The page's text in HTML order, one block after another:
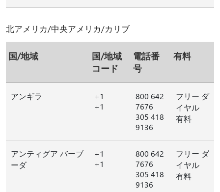
北アメリカ/中央アメリカ/カリブ
国/地域
国/地域
コード
電話番
号
有料
アンギラ
+1
+1
800 642
7676
305 418
9136
フリー ダ
イヤル
有料
アンティグア バーブ
ーダ
+1
+1
800 642
7676
305 418
9136
フリー ダ
イヤル
有料